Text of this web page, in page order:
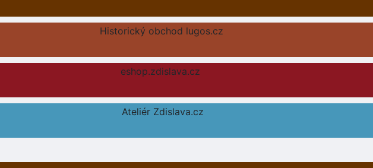
Historický obchod lugos.cz
eshop.zdislava.cz
Ateliér Zdislava.cz